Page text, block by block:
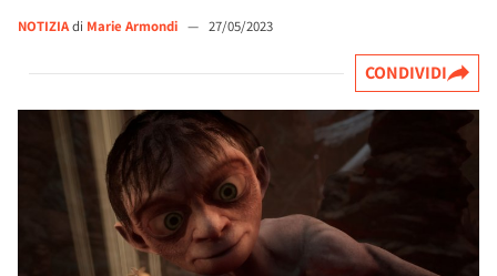
NOTIZIAdi Marie Armondi — 27/05/2023
CONDIVIDI